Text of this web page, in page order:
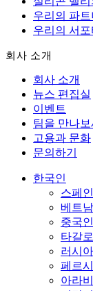
우리의 파트
우리의 서포
회사 소개
회사 소개
뉴스 편집실
이벤트
팀을 만나보
고용과 문화
문의하기
한국인
스페
베트
중국인
타갈
러시
페르
아라